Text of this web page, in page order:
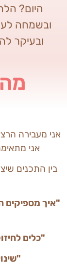
היום?
ובשמחה
ובעיקר
אני מעבירה
אני
בין התכנים
"איך מספיקים
"כלים